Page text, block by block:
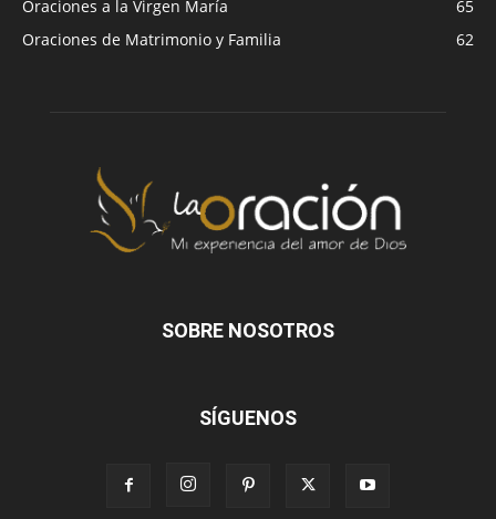
Oraciones a la Virgen María
65
Oraciones de Matrimonio y Familia
62
SOBRE NOSOTROS
SÍGUENOS